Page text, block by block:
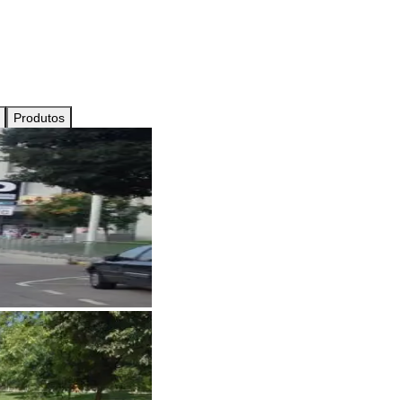
Produtos